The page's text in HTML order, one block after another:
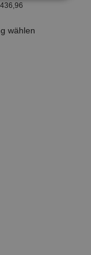
436,96
wählen